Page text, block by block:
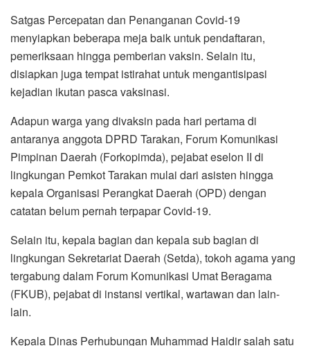
Satgas Percepatan dan Penanganan Covid-19
menyiapkan beberapa meja baik untuk pendaftaran,
pemeriksaan hingga pemberian vaksin. Selain itu,
disiapkan juga tempat istirahat untuk mengantisipasi
kejadian ikutan pasca vaksinasi.
Adapun warga yang divaksin pada hari pertama di
antaranya anggota DPRD Tarakan, Forum Komunikasi
Pimpinan Daerah (Forkopimda), pejabat eselon II di
lingkungan Pemkot Tarakan mulai dari asisten hingga
kepala Organisasi Perangkat Daerah (OPD) dengan
catatan belum pernah terpapar Covid-19.
Selain itu, kepala bagian dan kepala sub bagian di
lingkungan Sekretariat Daerah (Setda), tokoh agama yang
tergabung dalam Forum Komunikasi Umat Beragama
(FKUB), pejabat di instansi vertikal, wartawan dan lain-
lain.
Kepala Dinas Perhubungan Muhammad Haidir salah satu